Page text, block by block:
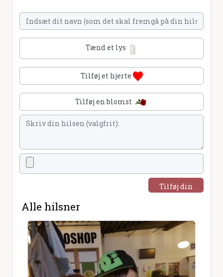
Tænd et lys
Tilføj et hjerte
Tilføj en blomst
Tilføj din
Alle hilsner